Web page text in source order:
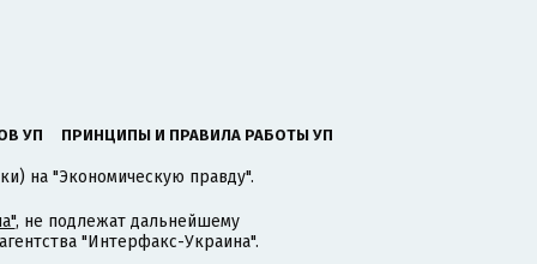
УП ПРИНЦИПЫ И ПРАВИЛА РАБОТЫ УП
на "Экономическую правду".
, не подлежат дальнейшему
"Интерфакс-Украина".